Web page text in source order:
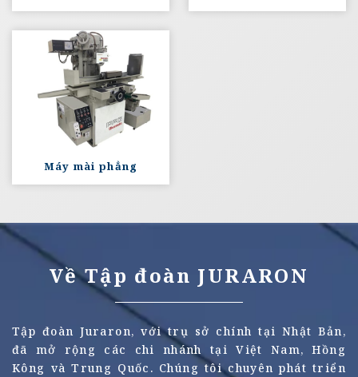
Máy mài phẳng
Về Tập đoàn JURARON
Tập đoàn Juraron, với trụ sở chính tại Nhật Bản,
đã mở rộng các chi nhánh tại Việt Nam, Hồng
Kông và Trung Quốc. Chúng tôi chuyên phát triển